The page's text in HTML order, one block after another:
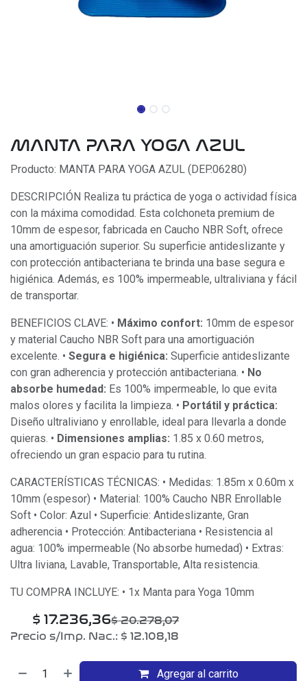
MANTA PARA YOGA AZUL
Producto: MANTA PARA YOGA AZUL (DEP.06280)
DESCRIPCIÓN Realiza tu práctica de yoga o actividad física
con la máxima comodidad. Esta colchoneta premium de
10mm de espesor, fabricada en Caucho NBR Soft, ofrece
una amortiguación superior. Su superficie antideslizante y
con protección antibacteriana te brinda una base segura e
higiénica. Además, es 100% impermeable, ultraliviana y fácil
de transportar.
BENEFICIOS CLAVE: • Máximo confort: 10mm de espesor
y material Caucho NBR Soft para una amortiguación
excelente. • Segura e higiénica: Superficie antideslizante
con gran adherencia y protección antibacteriana. • No
absorbe humedad: Es 100% impermeable, lo que evita
malos olores y facilita la limpieza. • Portátil y práctica:
Diseño ultraliviano y enrollable, ideal para llevarla a donde
quieras. • Dimensiones amplias: 1.85 x 0.60 metros,
ofreciendo un gran espacio para tu rutina.
CARACTERÍSTICAS TÉCNICAS: • Medidas: 1.85m x 0.60m x
10mm (espesor) • Material: 100% Caucho NBR Enrollable
Soft • Color: Azul • Superficie: Antideslizante, Gran
adherencia • Protección: Antibacteriana • Resistencia al
agua: 100% impermeable (No absorbe humedad) • Extras:
Ultra liviana, Lavable, Transportable, Alta resistencia.
TU COMPRA INCLUYE: • 1x Manta para Yoga 10mm
$ 17.236,36$20.278,07
Precio s/Imp. Nac.: $ 12.108,18
Agregar al carrito